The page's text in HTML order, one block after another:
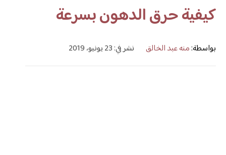
كيفية حرق الدهون بسرعة
بواسطة:منه عبد الخالق نشر في: 23 يونيو، 2019